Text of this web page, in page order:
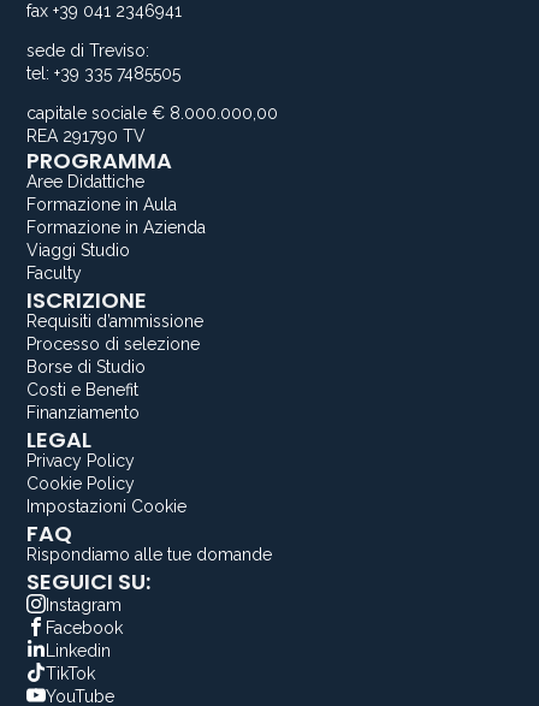
fax +39 041 2346941
sede di Treviso:
tel: +39 335 7485505
capitale sociale € 8.000.000,00
REA 291790 TV
PROGRAMMA
Aree Didattiche
Formazione in Aula
Formazione in Azienda
Viaggi Studio
Faculty
ISCRIZIONE
Requisiti d’ammissione
Processo di selezione
Borse di Studio
Costi e Benefit
Finanziamento
LEGAL
Privacy Policy
Cookie Policy
Impostazioni Cookie
FAQ
Rispondiamo alle tue domande
SEGUICI SU:
Instagram
Facebook
Linkedin
TikTok
YouTube